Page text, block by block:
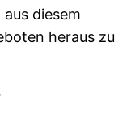
diesem
heraus zu